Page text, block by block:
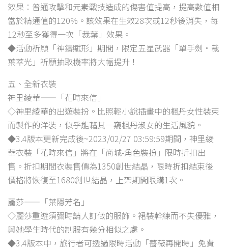
效果：普通攻擊和元素戰技造成的傷害值提高，提高數值相
當於精通值的120%。該效果在生效28次或12秒後消失，每
12秒至多獲得一次「裁葉」效果。
◆活動祈願「神鑄賦形」期間，限定五星武器「單手劍·裁
葉萃光」祈願抽取機率將大幅提升！
五、全新衣裝
神里綾華——「花時來信」
◇神里綾華的出遊裝扮。比照輕小說插畫中的楓丹女性裝束
而製作的洋裝，似乎能藉其一窺楓丹淑女的生活風貌。
◆3.4版本更新完成後~2023/02/27 03:59:59期間，神里綾
華衣裝「花時來信」將在「商城-角色裝扮」限時折扣出
售。折扣期間衣裝售價為1350創世結晶，限時折扣結束後
價格將恢復至1680創世結晶，上架期間限購1次。
麗莎——「葉隱芳名」
◇麗莎重遊須彌時請人訂做的服飾。裙裝幹練而不失優雅，
與她學生時代的制服有幾分相似之處。
◆3.4版本中，旅行者可透過限時活動「薔薇再開時」免費